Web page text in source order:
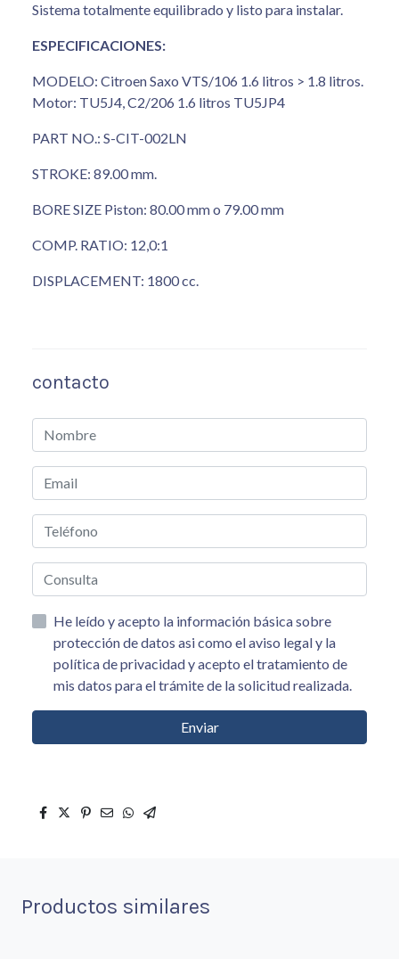
Sistema totalmente equilibrado y listo para instalar.
ESPECIFICACIONES:
MODELO: Citroen Saxo VTS/106 1.6 litros > 1.8 litros.
Motor: TU5J4, C2/206 1.6 litros TU5JP4
PART NO.: S-CIT-002LN
STROKE: 89.00 mm.
BORE SIZE Piston: 80.00 mm o 79.00 mm
COMP. RATIO: 12,0:1
DISPLACEMENT: 1800 cc.
contacto
He leído y acepto la información básica sobre
protección de datos asi como el aviso legal y la
política de privacidad y acepto el tratamiento de
mis datos para el trámite de la solicitud realizada.
Enviar
Productos similares